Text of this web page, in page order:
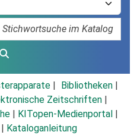
Bibliotheken
Zeitschriften
KITopen-Medienportal
Kataloganleitung